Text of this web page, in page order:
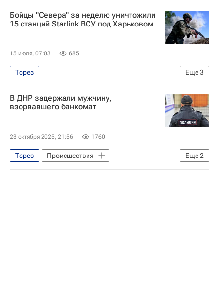
Безопасность
Россия
Украина
Харьковская область
Дмитрий Песков
Вооруженные силы Украины
Запорожская АЭС
Бойцы "Севера" за неделю уничтожили
15 станций Starlink ВСУ под Харьковом
15 июля, 07:03 685
Еще3
Торез
Специальная военная операция на Украине
Харьковская область
В ДНР задержали мужчину,
взорвавшего банкомат
23 октября 2025, 21:56 1760
Еще2
Торез
Происшествия
Донецкая Народная Республика